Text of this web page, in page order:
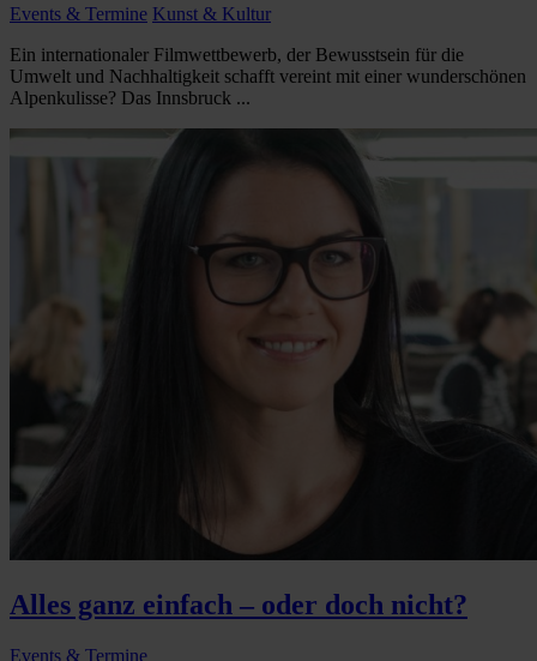
Events & Termine Kunst & Kultur
Ein internationaler Filmwettbewerb, der Bewusstsein für die
Umwelt und Nachhaltigkeit schafft vereint mit einer wunderschönen
Alpenkulisse? Das Innsbruck ...
Alles ganz einfach – oder doch nicht?
Events & Termine